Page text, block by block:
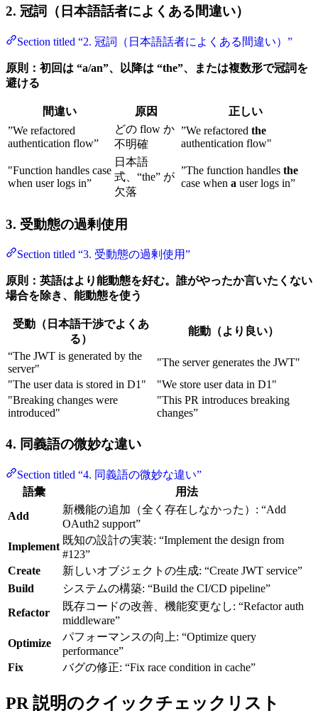
2. 冠詞（日本語話者によくある間違い）
Section titled “2. 冠詞（日本語話者によくある間違い）”
原則：初回は “a/an”、以降は “the”、または複数形で冠詞を
避ける
間違い 原因
正しい
”We refactored
authentication flow”
どの flow か
不明確
”We refactored the
authentication flow"
"Function handles case
when user logs in”
日本語
式、“the” が
欠落
”The function handles the
case when a user logs in”
3. 受動態の過剰使用
Section titled “3. 受動態の過剰使用”
原則：英語はより能動態を好む。誰がやったか言いたくない
場合を除き、能動態を使う
受動（日本語干渉でよくあ
る）
能動（より良い）
“The JWT is generated by the
server"
"The server generates the JWT"
"The user data is stored in D1"
"We store user data in D1"
"Breaking changes were
introduced"
"This PR introduces breaking
changes”
4. 同義語の微妙な違い
Section titled “4. 同義語の微妙な違い”
語彙
用法
Add
新機能の追加（全く存在しなかった）: “Add
OAuth2 support”
Implement
既知の設計の実装: “Implement the design from
#123”
Create
新しいオブジェクトの生成: “Create JWT service”
Build
システムの構築: “Build the CI/CD pipeline”
Refactor
既存コードの改善、機能変更なし: “Refactor auth
middleware”
Optimize
パフォーマンスの向上: “Optimize query
performance”
Fix
バグの修正: “Fix race condition in cache”
PR 説明のクイックチェックリスト